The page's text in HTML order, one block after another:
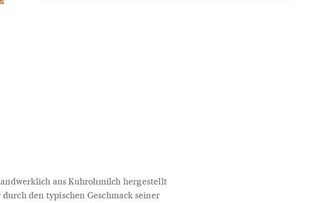
aus Kuhrohmilch hergestellt
den typischen Geschmack seiner